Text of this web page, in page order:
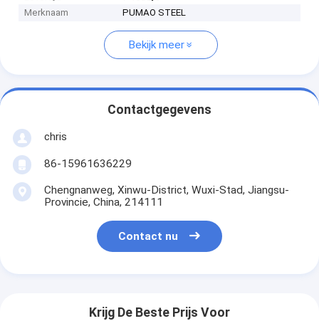
Merknaam
PUMAO STEEL
Bekijk meer
Contactgegevens
chris
86-15961636229
Chengnanweg, Xinwu-District, Wuxi-Stad, Jiangsu-
Provincie, China, 214111
Contact nu
Krijg De Beste Prijs Voor